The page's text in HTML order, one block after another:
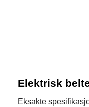
Elektrisk
Eksakte